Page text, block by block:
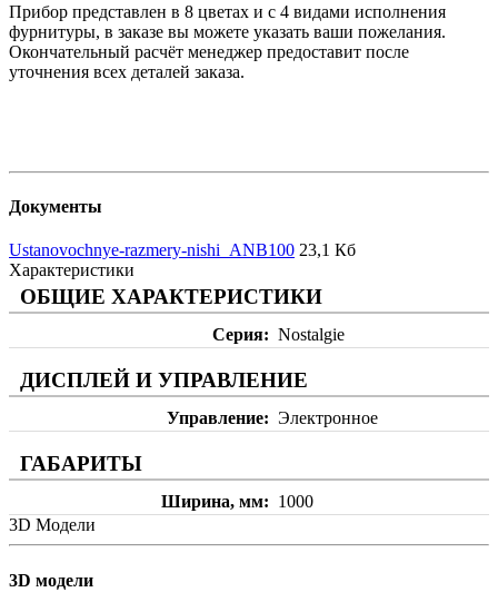
Прибор представлен в 8 цветах и с 4 видами исполнения
фурнитуры, в заказе вы можете указать ваши пожелания.
Окончательный расчёт менеджер предоставит после
уточнения всех деталей заказа.
Документы
Ustanovochnye-razmery-nishi_ANB100 23,1 Кб
Характеристики
ОБЩИЕ ХАРАКТЕРИСТИКИ
Серия Nostalgie
ДИСПЛЕЙ И УПРАВЛЕНИЕ
Управление Электронное
ГАБАРИТЫ
Ширина, мм
1000
3D Модели
3D модели